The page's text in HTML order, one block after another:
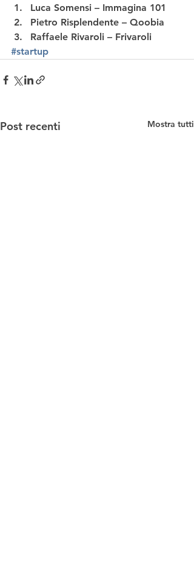
Luca Somensi – Immagina 101
Pietro Risplendente – Qoobia
Raffaele Rivaroli – Frivaroli
#startup
Post recenti Mostra tutti